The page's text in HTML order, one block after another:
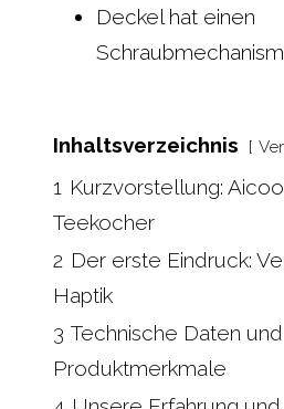
Deckel hat einen
Inhaltsverzeichnis
1 Kurzvorstellung:
Teekocher
2 Der erste Eindruck:
Haptik
3 Technische Daten und
Produktmerkmale